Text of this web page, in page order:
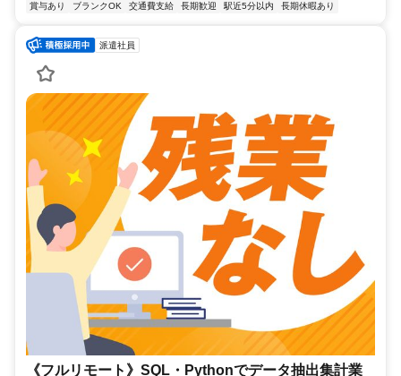
賞与あり
ブランクOK 交通費支給 長期歓迎 駅近5分以内 長期休暇あり
派遣社員
《フルリモート》SQL・Pythonでデータ抽出集計業